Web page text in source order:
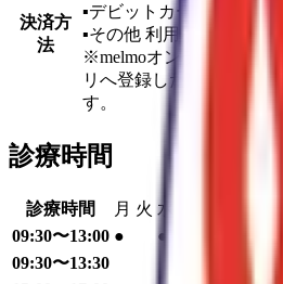
決済方
法
▪︎デビットカード
▪︎その他 利用不可
※melmoオンライン診療
リへ登録したクレジット
す。
診療時間
診療時間 月 火 水
09:30〜13:00 ● ●
09:30〜13:30